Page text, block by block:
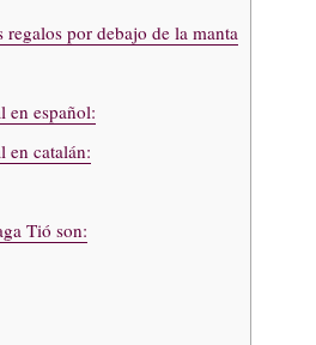
por debajo de la manta
en español:
en catalán:
Tió son: